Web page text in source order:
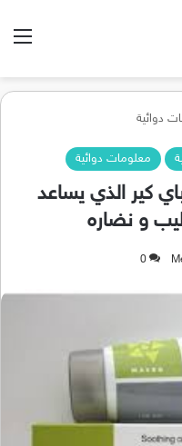
دوائية
معلومات دوائية
كير الذي يساعد
و نضاره
0